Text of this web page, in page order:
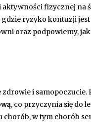
aktywności fizycznej na
ryzyko kontuzji jest
oraz podpowiemy,
i samopoczucie.
, co przyczynia się do
chorób, w tym chorób